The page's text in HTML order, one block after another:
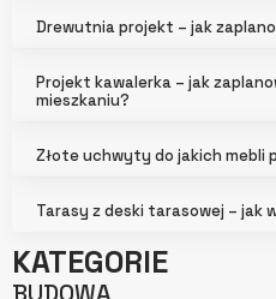
Drewutnia projekt – jak
Projekt kawalerka – jak
mieszkaniu?
Złote uchwyty do jakich mebli
Tarasy z deski tarasowej – jak
KATEGORIE
BUDOWA